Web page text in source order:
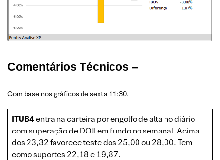
Comentários Técnicos –
Com base nos gráficos de sexta 11:30.
ITUB4entra na carteira por engolfo de alta no diário
com superação de DOJI em fundo no semanal. Acima
dos 23,32 favorece teste dos 25,00 ou 28,00. Tem
como suportes 22,18 e 19,87.